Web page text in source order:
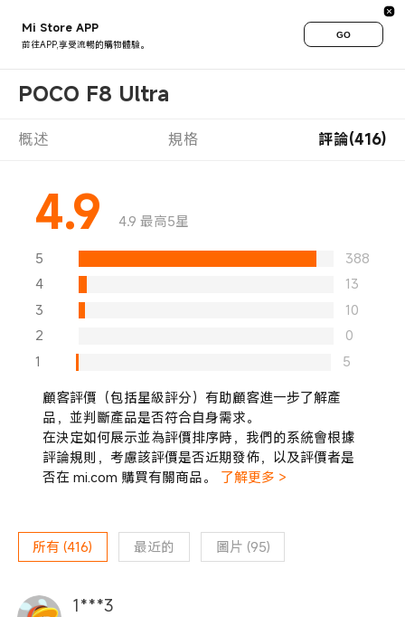
Mi Store APP
前往APP,享受流暢的購物體驗。
GO
POCO F8 Ultra
概述 規格 評論(416)
4.9 4.9 最高5星
5
388
4
13
3
10
2
0
1
5
顧客評價（包括星級評分）有助顧客進一步了解產
品，並判斷產品是否符合自身需求。
在決定如何展示並為評價排序時，我們的系統會根據
評論規則，考慮該評價是否近期發佈，以及評價者是
否在 mi.com 購買有關商品。
了解更多 >
所有 (416) 最近的 圖片 (95)
1***3